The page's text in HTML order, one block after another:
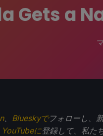
Gets a
、 Blueskyでフォローし、
YouTubeに登録して、私た